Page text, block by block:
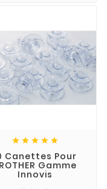
    
Canettes Pour
Gamme
Innovis